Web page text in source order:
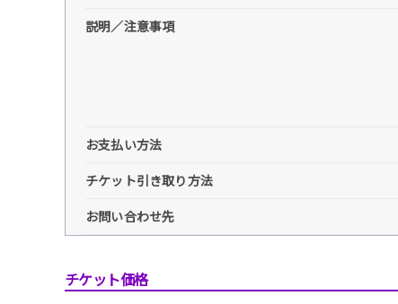
説明／注意事項
お支払い方法
チケット引き取り方法
お問い合わせ先
チケット価格